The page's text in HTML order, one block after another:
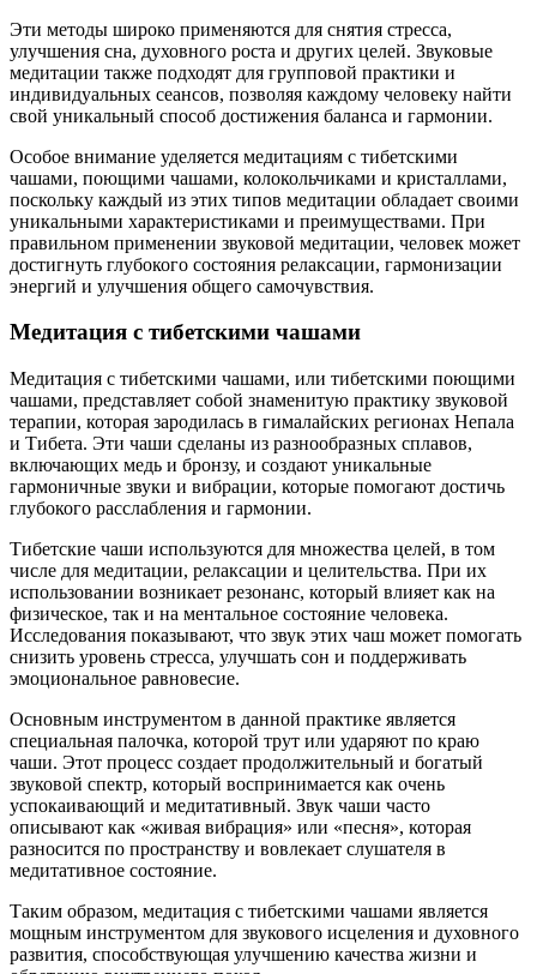
Эти методы широко применяются для снятия стресса,
улучшения сна, духовного роста и других целей. Звуковые
медитации также подходят для групповой практики и
индивидуальных сеансов, позволяя каждому человеку найти
свой уникальный способ достижения баланса и гармонии.
Особое внимание уделяется медитациям с тибетскими
чашами, поющими чашами, колокольчиками и кристаллами,
поскольку каждый из этих типов медитации обладает своими
уникальными характеристиками и преимуществами. При
правильном применении звуковой медитации, человек может
достигнуть глубокого состояния релаксации, гармонизации
энергий и улучшения общего самочувствия.
Медитация с тибетскими чашами
Медитация с тибетскими чашами, или тибетскими поющими
чашами, представляет собой знаменитую практику звуковой
терапии, которая зародилась в гималайских регионах Непала
и Тибета. Эти чаши сделаны из разнообразных сплавов,
включающих медь и бронзу, и создают уникальные
гармоничные звуки и вибрации, которые помогают достичь
глубокого расслабления и гармонии.
Тибетские чаши используются для множества целей, в том
числе для медитации, релаксации и целительства. При их
использовании возникает резонанс, который влияет как на
физическое, так и на ментальное состояние человека.
Исследования показывают, что звук этих чаш может помогать
снизить уровень стресса, улучшать сон и поддерживать
эмоциональное равновесие.
Основным инструментом в данной практике является
специальная палочка, которой трут или ударяют по краю
чаши. Этот процесс создает продолжительный и богатый
звуковой спектр, который воспринимается как очень
успокаивающий и медитативный. Звук чаши часто
описывают как «живая вибрация» или «песня», которая
разносится по пространству и вовлекает слушателя в
медитативное состояние.
Таким образом, медитация с тибетскими чашами является
мощным инструментом для звукового исцеления и духовного
развития, способствующая улучшению качества жизни и